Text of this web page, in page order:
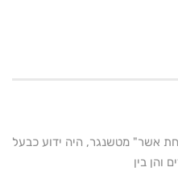
אשר" מטשנגר, היה ידוע כבעל
והן בין